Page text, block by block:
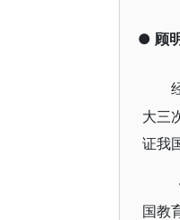
● 顾
大三
证我
国教